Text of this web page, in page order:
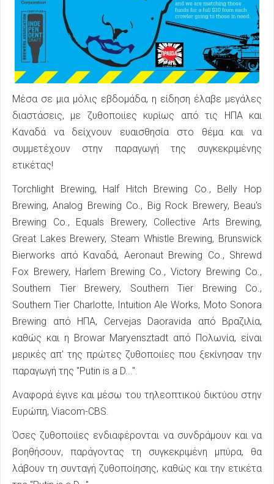
Μέσα σε μια μόλις εβδομάδα, η είδηση έλαβε μεγάλες
διαστάσεις, με ζυθοποιίες κυρίως από τις ΗΠΑ και
Καναδά να δείχνουν ευαισθησία στο θέμα και να
συμμετέχουν στην παραγωγή της συγκεκριμένης
ετικέτας!
Torchlight Brewing, Half Hitch Brewing Co., Belly Hop
Brewing, Analog Brewing Co., Big Rock Brewery, Beau's
Brewing Co., Equals Brewery, Collective Arts Brewing,
Great Lakes Brewery, Steam Whistle Brewing, Brunswick
Bierworks από Καναδά, Aeronaut Brewing Co., Shrewd
Fox Brewery, Harlem Brewing Co., Victory Brewing Co.,
Southern Tier Brewery, Southern Tier Brewing Co.,
Southern Tier Charlotte, Intuition Ale Works, Moto Sonora
Brewing από ΗΠΑ, Cervejas Daoravida από Βραζιλία,
καθώς και η Browar Maryensztadt από Πολωνία, είναι
μερικές απ' της πρώτες ζυθοποιίες που ξεκίνησαν την
παραγωγή της "Putin is a D...".
Αναφορά έγινε και μέσω του τηλεοπτικού δικτύου στην
Ευρώπη, Viacom-CBS.
Όσες ζυθοποιίες ενδιαφέρονται να συνδράμουν και να
βοηθήσουν, παράγοντας τη συγκεκριμένη μπύρα, θα
λάβουν τη συνταγή ζυθοποίησης, καθώς και την ετικέτα